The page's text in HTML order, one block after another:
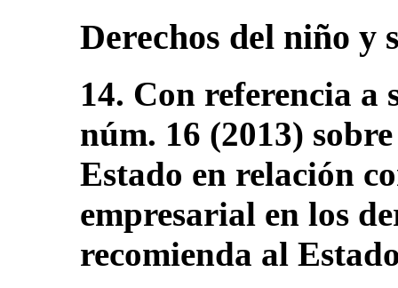
Derechos del niño y
14. Con referencia a
núm. 16 (2013)
Estado en relación
empresarial en los
recomienda al